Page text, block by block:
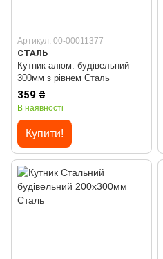
Артикул: 00-00011377
СТАЛЬ
Кутник алюм. будівельний
300мм з рівнем Сталь
359 ₴
В наявності
Купити!